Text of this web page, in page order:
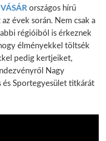
országos hírű
évek során. Nem csak a
régióiból is érkeznek
élményekkel töltsék
pedig kertjeiket,
Nagy
és Sportegyesület titkárát